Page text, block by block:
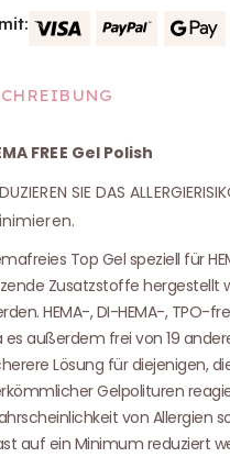
FREE Gel Polish
SIE DAS
Top Gel speziell für
Zusatzstoffe hergestellt
HEMA-, DI-HEMA-, TPO-
es außerdem frei von 19
Lösung für diejenigen,
Gelpolituren
von Allergien
auf ein Minimum reduziert